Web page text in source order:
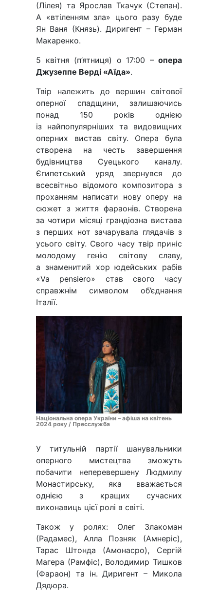
(Лілея) та Ярослав Ткачук (Степан).
А «втіленням зла» цього разу буде
Ян Ваня (Князь). Диригент – Герман
Макаренко.
5 квітня (п’ятниця) о 17:00 – опера
Джузеппе Верді «Аїда».
Твір належить до вершин світової
оперної спадщини, залишаючись
понад 150 років однією
із найпопулярніших та видовищних
оперних вистав світу. Опера була
створена на честь завершення
будівництва Суецького каналу.
Єгипетський уряд звернувся до
всесвітньо відомого композитора з
проханням написати нову оперу на
сюжет з життя фараонів. Створена
за чотири місяці грандіозна вистава
з перших нот зачарувала глядачів з
усього світу. Свого часу твір приніс
молодому генію світову славу,
а знаменитий хор юдейських рабів
«Va pensiero» став свого часу
справжнім символом об’єднання
Італії.
Національна опера України – афіша на квітень
2024 року / Пресслужба
У титульній партії шанувальники
оперного мистецтва зможуть
побачити неперевершену Людмилу
Монастирську, яка вважається
однією з кращих сучасних
виконавиць цієї ролі в світі.
Також у ролях: Олег Злакоман
(Радамес), Алла Позняк (Амнеріс),
Тарас Штонда (Амонасро), Сергій
Магера (Рамфіс), Володимир Тишков
(Фараон) та ін. Диригент – Микола
Дядюра.